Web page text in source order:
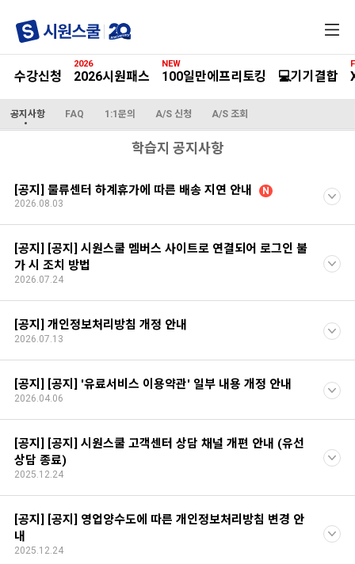
메
수강신청 2026시원패스
2026
100일만에프리토킹
NEW
💻기기결합
공지사항 FAQ 1:1문의 A/S 신청 A/S 조회
학습지 공지사항
[공지] 물류센터 하계휴가에 따른 배송 지연 안내
N
2026.08.03
[공지] [공지] 시원스쿨 멤버스 사이트로 연결되어 로그인 불
가 시 조치 방법
2026.07.24
[공지] 개인정보처리방침 개정 안내
2026.07.13
[공지] [공지] '유료서비스 이용약관' 일부 내용 개정 안내
2026.04.06
[공지] [공지] 시원스쿨 고객센터 상담 채널 개편 안내 (유선
상담 종료)
2025.12.24
[공지] [공지] 영업양수도에 따른 개인정보처리방침 변경 안
내
2025.12.24